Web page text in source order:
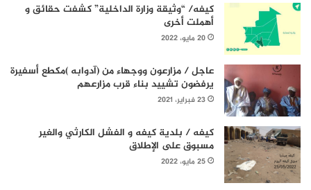
كيفه/ “وثيقة وزارة الداخلية” كشفت حقائق و
أهملت أخرى
20 مايو، 2022
عاجل / مزارعون ووجهاء من (آدوابه )مكطع أسفيرة
يرفضون تشييد بناء قرب مزارعهم
23 فبراير، 2021
كيفه / بلدية كيفه و الفشل الكارثي والغير
مسبوق على الإطلاق
25 مايو، 2022